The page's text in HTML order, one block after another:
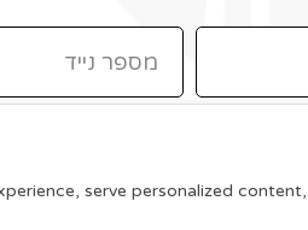
serve personalized